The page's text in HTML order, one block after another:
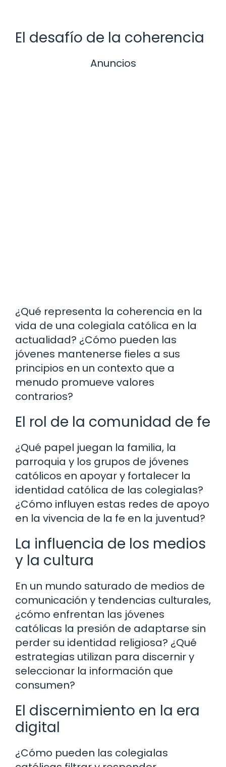
El desafío de la coherencia
Anuncios
¿Qué representa la coherencia en la
vida de una colegiala católica en la
actualidad? ¿Cómo pueden las
jóvenes mantenerse fieles a sus
principios en un contexto que a
menudo promueve valores
contrarios?
El rol de la comunidad de fe
¿Qué papel juegan la familia, la
parroquia y los grupos de jóvenes
católicos en apoyar y fortalecer la
identidad católica de las colegialas?
¿Cómo influyen estas redes de apoyo
en la vivencia de la fe en la juventud?
La influencia de los medios
y la cultura
En un mundo saturado de medios de
comunicación y tendencias culturales,
¿cómo enfrentan las jóvenes
católicas la presión de adaptarse sin
perder su identidad religiosa? ¿Qué
estrategias utilizan para discernir y
seleccionar la información que
consumen?
El discernimiento en la era
digital
¿Cómo pueden las colegialas